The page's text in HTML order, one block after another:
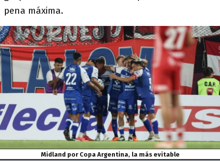
pena máxima.
Midland por Copa Argentina, la más evitable